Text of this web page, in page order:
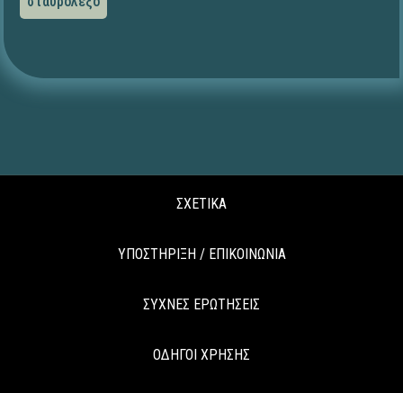
ΣΧΕΤΙΚΑ
ΥΠΟΣΤΗΡΙΞΗ / ΕΠΙΚΟΙΝΩΝΙΑ
ΣΥΧΝΕΣ ΕΡΩΤΗΣΕΙΣ
ΟΔΗΓΟΙ ΧΡΗΣΗΣ